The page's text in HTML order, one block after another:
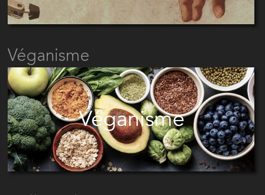
Véganisme